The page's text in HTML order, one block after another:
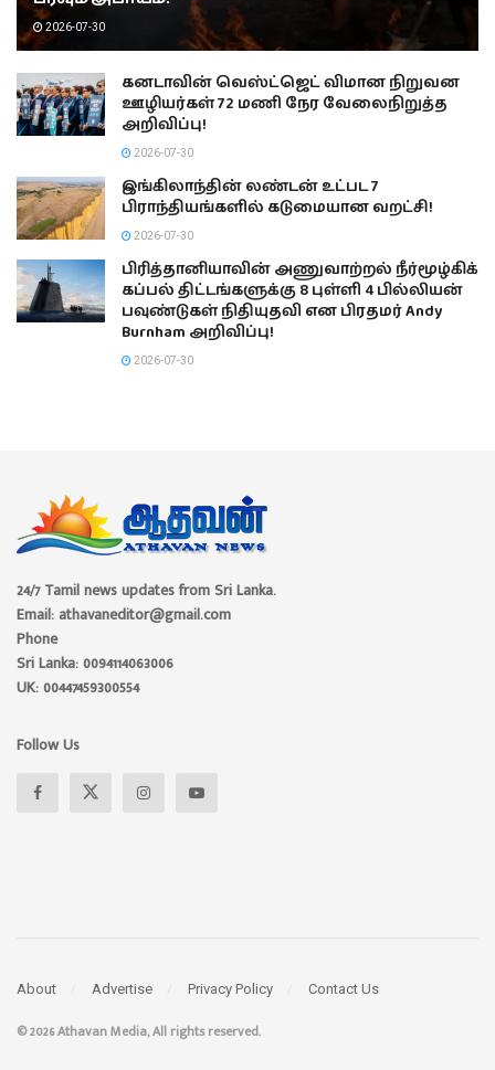
2026-07-30
கனடாவின் வெஸ்ட்ஜெட் விமான நிறுவன
ஊழியர்கள் 72 மணி நேர வேலைநிறுத்த
அறிவிப்பு!
2026-07-30
இங்கிலாந்தின் லண்டன் உட்பட 7
பிராந்தியங்களில் கடுமையான வறட்சி!
2026-07-30
பிரித்தானியாவின் அணுவாற்றல் நீர்மூழ்கிக்
கப்பல் திட்டங்களுக்கு 8 புள்ளி 4 பில்லியன்
பவுண்டுகள் நிதியுதவி என பிரதமர் Andy
Burnham அறிவிப்பு!
2026-07-30
24/7 Tamil news updates from Sri Lanka.
Email: athavaneditor@gmail.com
Phone
Sri Lanka: 0094114063006
UK: 00447459300554
Follow Us
About Advertise Privacy Policy Contact Us
© 2026 Athavan Media, All rights reserved.